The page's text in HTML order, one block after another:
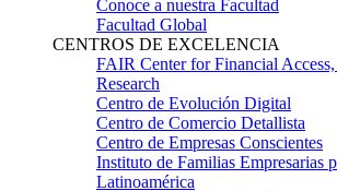
Conoce a nuestra Facultad
Facultad Global
CENTROS DE EXCELENCIA
FAIR Center for Financial
Research
Centro de Evolución Digital
Centro de Comercio Detallista
Centro de Empresas Conscientes
Instituto de Familias Empresarias
Latinoamérica